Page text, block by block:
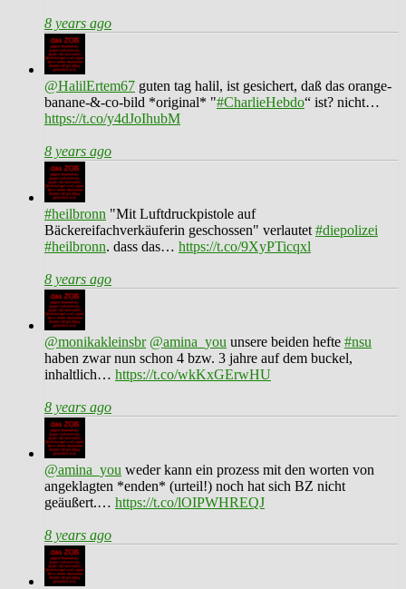
8 years ago
@HalilErtem67 guten tag halil, ist gesichert, daß das orange-
banane-&-co-bild *original* "#CharlieHebdo“ ist? nicht…
https://t.co/y4dJoIhubM
8 years ago
#heilbronn "Mit Luftdruckpistole auf
Bäckereifachverkäuferin geschossen" verlautet #diepolizei
#heilbronn. dass das… https://t.co/9XyPTicqxl
8 years ago
@monikakleinsbr @amina_you unsere beiden hefte #nsu
haben zwar nun schon 4 bzw. 3 jahre auf dem buckel,
inhaltlich… https://t.co/wkKxGErwHU
8 years ago
@amina_you weder kann ein prozess mit den worten von
angeklagten *enden* (urteil!) noch hat sich BZ nicht
geäußert.… https://t.co/lOIPWHREQJ
8 years ago